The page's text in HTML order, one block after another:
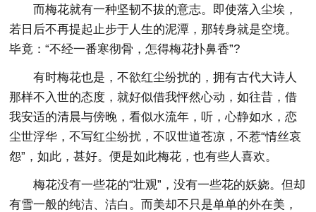
而梅花就有一种坚韧不拔的意志。即使落入尘埃，
若日后不再提起止步于人生的泥潭，那转身就是空境。
毕竟：“不经一番寒彻骨，怎得梅花扑鼻香”?
有时梅花也是，不欲红尘纷扰的，拥有古代大诗人
那样不入世的态度，就好似借我怦然心动，如往昔，借
我安适的清晨与傍晚，看似水流年，听，心静如水，恋
尘世浮华，不写红尘纷扰，不叹世道苍凉，不惹“情丝哀
怨”，如此，甚好。便是如此梅花，也有些人喜欢。
梅花没有一些花的“壮观”，没有一些花的妖娆。但却
有雪一般的纯洁、洁白。而美却不只是单单的外在美，